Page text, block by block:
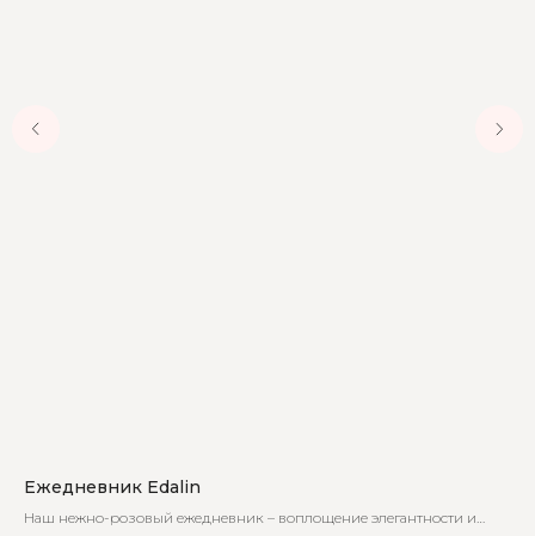
Ежедневник Edalin
Наш нежно-розовый ежедневник – воплощение элегантности и